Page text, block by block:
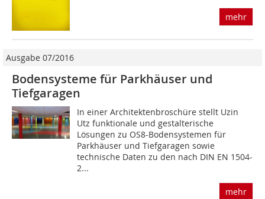
mehr
Ausgabe 07/2016
Bodensysteme für Parkhäuser und
Tiefgaragen
In einer Architektenbroschüre stellt Uzin
Utz funktionale und gestalterische
Lösungen zu OS8-Bodensystemen für
Parkhäuser und Tiefgaragen sowie
technische Daten zu den nach DIN EN 1504-
2...
mehr